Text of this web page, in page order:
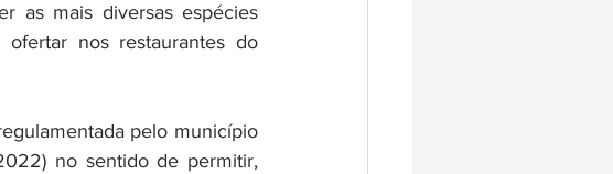
as mais diversas espécies
nos restaurantes do
pelo município
no sentido de permitir,